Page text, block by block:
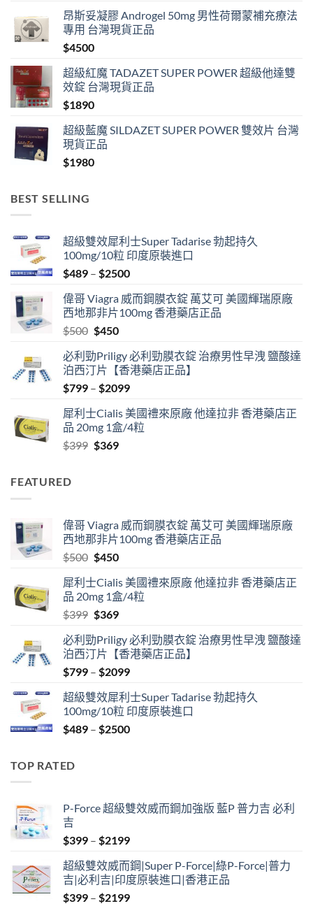
昂斯妥凝膠 Androgel 50mg 男性荷爾蒙補充療法
專用 台灣現貨正品
$4500
超級紅魔 TADAZET SUPER POWER 超級他達雙
效錠 台灣現貨正品
$1890
超級藍魔 SILDAZET SUPER POWER 雙效片 台灣
現貨正品
$1980
BEST SELLING
超級雙效犀利士Super Tadarise 勃起持久
100mg/10粒 印度原裝進口
$489 – $2500Price
$489
through
偉哥 Viagra 威而鋼膜衣錠 萬艾可 美國輝瑞原廠
西地那非片100mg 香港藥店正品
$500 Original
was:
$500.
$450Current
is:
$450.
必利勁Priligy 必利勁膜衣錠 治療男性早洩 鹽酸達
泊西汀片【香港藥店正品】
$799 – $2099Price
$799
through
犀利士Cialis 美國禮來原廠 他達拉非 香港藥店正
品 20mg 1盒/4粒
$399 Original
$369Current
FEATURED
偉哥 Viagra 威而鋼膜衣錠 萬艾可 美國輝瑞原廠
西地那非片100mg 香港藥店正品
$500 Original
was:
$500.
$450Current
is:
$450.
犀利士Cialis 美國禮來原廠 他達拉非 香港藥店正
品 20mg 1盒/4粒
$399 Original
was:
$399.
$369Current
is:
$369.
必利勁Priligy 必利勁膜衣錠 治療男性早洩 鹽酸達
泊西汀片【香港藥店正品】
$799 – $2099Price
$799
through
$2099
超級雙效犀利士Super Tadarise 勃起持久
100mg/10粒 印度原裝進口
$489 – $2500Price
TOP RATED
P-Force 超級雙效威而鋼加強版 藍P 普力吉 必利
吉
$399 – $2199Price
$399
through
$2199
超級雙效威而鋼|Super P-Force|綠P-Force|普力
吉|必利吉|印度原裝進口|香港正品
$399 – $2199Price